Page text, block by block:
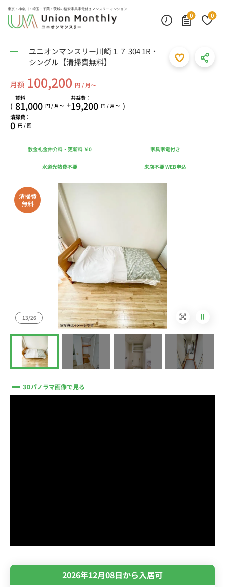
東京・神奈川・埼玉・千葉・茨城の格安家具家電付きマンスリーマンション
0
0
ユニオンマンスリー川崎１７ 304 1R・
シングル【清掃費無料】
月額 100,200 円 / 月〜
(
賃料
81,000 円 / 月〜 +
共益費：
19,200 円 / 月〜 )
清掃費：
0 円 / 回
敷金礼金仲介料・更新料 ￥0 家具家電付き
水道光熱費不要 来店不要 WEB申込
清掃費
無料
13/26
3Dパノラマ画像で見る
2026年12月08日から入居可